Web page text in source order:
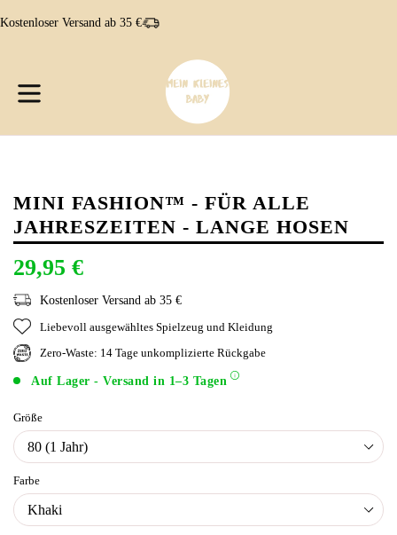
zum
Kostenloser Versand ab 35 €
erweitern/zusammenklappen
MINI FASHION™ - FÜR ALLE
JAHRESZEITEN - LANGE HOSEN
29,95 €
Kostenloser Versand ab 35 €
Liebevoll ausgewähltes Spielzeug und Kleidung
Zero-Waste: 14 Tage unkomplizierte Rückgabe
Auf Lager - Versand in 1–3 Tagen
Farbe
Größe